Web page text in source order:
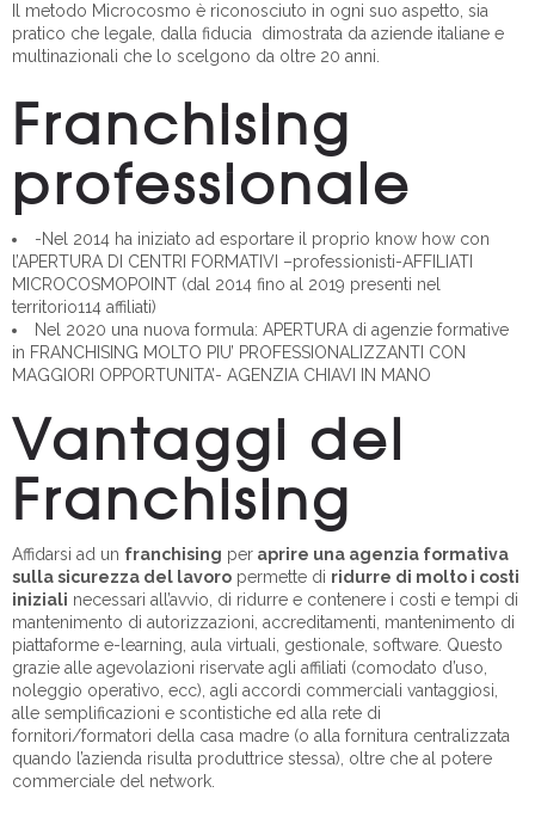
Il metodo Microcosmo è riconosciuto in ogni suo aspetto, sia
pratico che legale, dalla fiducia dimostrata da aziende italiane e
multinazionali che lo scelgono da oltre 20 anni.
Franchising
professionale
-Nel 2014 ha iniziato ad esportare il proprio know how con
l’APERTURA DI CENTRI FORMATIVI –professionisti-AFFILIATI
MICROCOSMOPOINT (dal 2014 fino al 2019 presenti nel
territorio114 affiliati)
Nel 2020 una nuova formula: APERTURA di agenzie formative
in FRANCHISING MOLTO PIU’ PROFESSIONALIZZANTI CON
MAGGIORI OPPORTUNITA’- AGENZIA CHIAVI IN MANO
Vantaggi del
Franchising
Affidarsi ad un franchising per aprire una agenzia formativa
sulla sicurezza del lavoro permette di ridurre di molto i costi
iniziali necessari all’avvio, di ridurre e contenere i costi e tempi di
mantenimento di autorizzazioni, accreditamenti, mantenimento di
piattaforme e-learning, aula virtuali, gestionale, software. Questo
grazie alle agevolazioni riservate agli affiliati (comodato d’uso,
noleggio operativo, ecc), agli accordi commerciali vantaggiosi,
alle semplificazioni e scontistiche ed alla rete di
fornitori/formatori della casa madre (o alla fornitura centralizzata
quando l’azienda risulta produttrice stessa), oltre che al potere
commerciale del network.